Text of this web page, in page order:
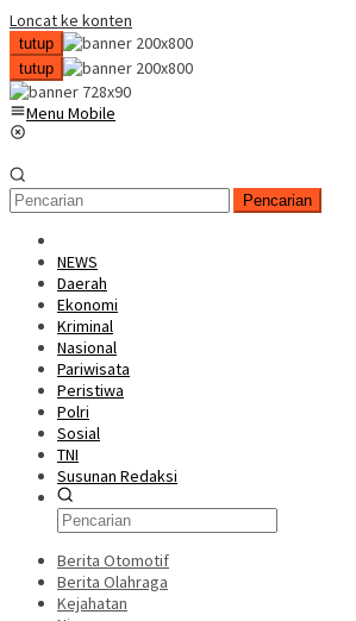
Loncat ke konten
tutup
tutup
Menu Mobile
Pencarian
NEWS
Daerah
Ekonomi
Kriminal
Nasional
Pariwisata
Peristiwa
Polri
Sosial
TNI
Susunan Redaksi
Berita Otomotif
Berita Olahraga
Kejahatan